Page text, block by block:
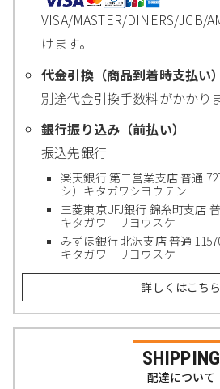
VISA/MASTER/DINERS/JCB/
けます。
代金引換（商品到着時支払い）
別途代金引換手数料がかかりま
銀行振り込み（前払い）
振込先銀行
楽天銀行 第二営業支店 普通
シ）キタガワシヨウテン
三菱東京UFJ銀行 錦糸町支店
キタガワ リヨウスケ
みずほ銀行 北沢支店 普通
キタガワ リヨウスケ
詳しくはこちら
SHIPPING
配達について